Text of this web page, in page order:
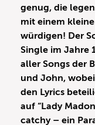
genug, die
mit einem
würdigen! Der
Single im Jahre
aller Songs der
und John,
den Lyrics
auf “Lady
catchy – ein